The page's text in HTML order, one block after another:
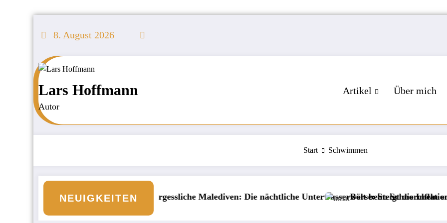
Inhalt
8. August 2026
Lars Hoffmann
Autor
Artikel Über mich
Start Schwimmen
NEUIGKEITEN
an den Börsen Unvergessliche Malediven: Die nächtliche Unterwasserwelt beim Schnorcheln entdecken
Börse: Steigt die Inflation wieder?